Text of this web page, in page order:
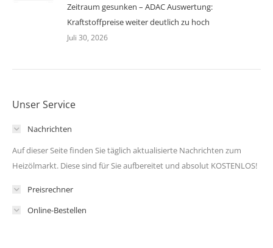
Zeitraum gesunken – ADAC Auswertung:
Kraftstoffpreise weiter deutlich zu hoch
Juli 30, 2026
Unser Service
Nachrichten
Auf dieser Seite finden Sie täglich aktualisierte Nachrichten zum
Heizölmarkt. Diese sind für Sie aufbereitet und absolut KOSTENLOS!
Preisrechner
Online-Bestellen